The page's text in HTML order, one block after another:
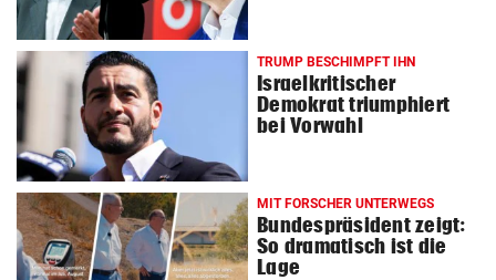
TRUMP BESCHIMPFT IHN
Israelkritischer
Demokrat triumphiert
bei Vorwahl
MIT FORSCHER UNTERWEGS
Bundespräsident zeigt:
So dramatisch ist die
Lage